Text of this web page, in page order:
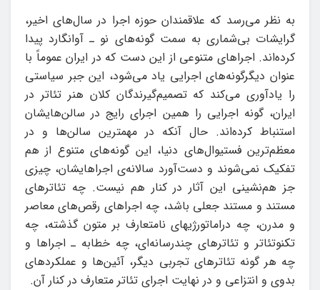
به نظر می‌رسد که علاقمندان حوزه‌ اجرا در سال‌های اخیر،
گرایشات بی‌شماری به سمت گونه‌های نو ـ آوانگارد پیدا
کرده‌اند. اجراهای متنوعی از این دست که در ایران عموماً با
عنوان دیگرگونه‌های اجرایی یاد می‌شود، این جبر سیاستی
را یادآوری می‌کند که تصمیم‌گیرندگان کلان هنر تئاتر در
ایران، گونه‌ اجرایی را همین اجرای رایج در سالن‌هایشان
استنباط کرده‌اند. حال آنکه در مهمترین سالن‌ها و در
معظم‌ترین فستیوال‌های دنیا، این گونه‌های متنوع از هم
تفکیک نمی‌شوند و دست‌آورد سالانه‌­ی اجراهایشان، چیزی
جز هم‌نشینی این آثار در کنار هم نیست. چه تئاترهای
مستند و مستند جعلی باشد، چه اجراهای رقص‌های معاصر
و مدرن، چه دراماتورژی­های نامتعارف بر متون گذشته، چه
تکنوتئاتر و تئاترهای چندرسانه‌ای، چه خطابه ـ اجراها و
چه هر گونه‌ تئاترهای تجربی دیگر، آئین‌ها و عملکردهای
بدوی و انتزاعی و در نهایت اجرای تئاتر متعارف در کنار آن.